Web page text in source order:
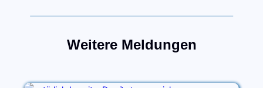
Weitere Meldungen